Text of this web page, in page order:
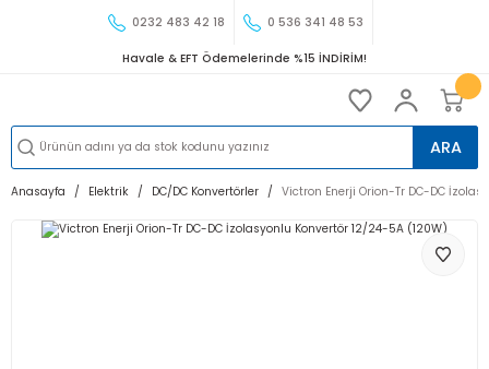
0232 483 42 18 0 536 341 48 53
Havale & EFT Ödemelerinde %15 İNDİRİM!
ARA
Anasayfa Elektrik DC/DC Konvertörler Victron Enerji Orion-Tr DC-DC